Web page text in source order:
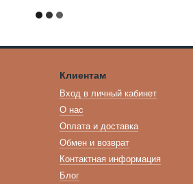
Клиентам
Вход в личный кабинет
О нас
Оплата и доставка
Обмен и возврат
Контактная информация
Блог